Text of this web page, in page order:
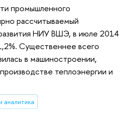
промышленного
рассчитываемый
НИУ ВШЭ, в июле 2014
Существеннее всего
в машиностроении,
теплоэнергии и
аналитика